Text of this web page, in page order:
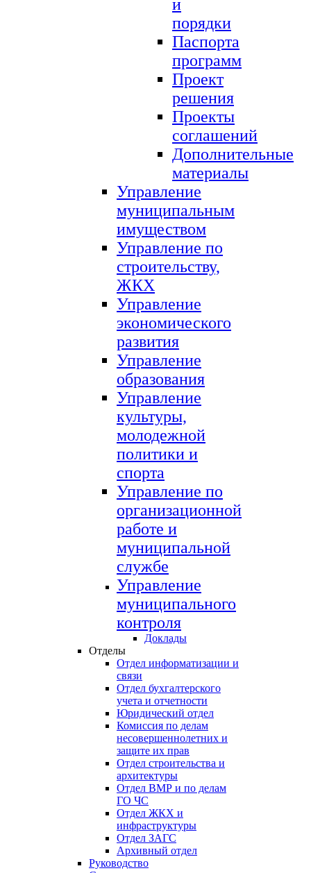
и
порядки
Паспорта
программ
Проект
решения
Проекты
соглашений
Дополнительные
материалы
Управление
муниципальным
имуществом
Управление по
строительству,
ЖКХ
Управление
экономического
развития
Управление
образования
Управление
культуры,
молодежной
политики и
спорта
Управление по
организационной
работе и
муниципальной
службе
Управление
муниципального
контроля
Доклады
Отделы
Отдел информатизации и
связи
Отдел бухгалтерского
учета и отчетности
Юридический отдел
Комиссия по делам
несовершеннолетних и
защите их прав
Отдел строительства и
архитектуры
Отдел ВМР и по делам
ГО ЧС
Отдел ЖКХ и
инфраструктуры
Отдел ЗАГС
Архивный отдел
Руководство